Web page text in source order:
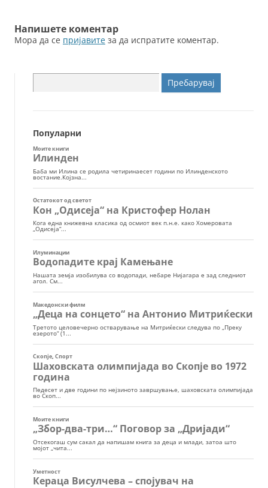
Напишете коментар
Мора да се пријавите за да испратите коментар.
за:
Популарни